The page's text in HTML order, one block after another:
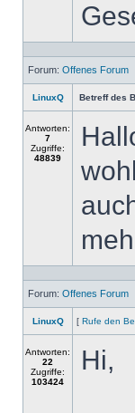
Forum: Offenes Forum
LinuxQ Betreff des
Antworten:
7
Zugriffe:
48839
Forum: Offenes Forum
LinuxQ [ Rufe den
Antworten:
22
Zugriffe:
103424
Hi,